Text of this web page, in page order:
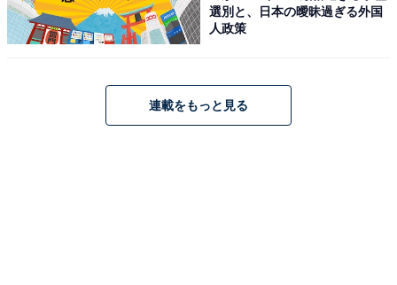
選別と、日本の曖昧過ぎる外国
人政策
連載をもっと見る